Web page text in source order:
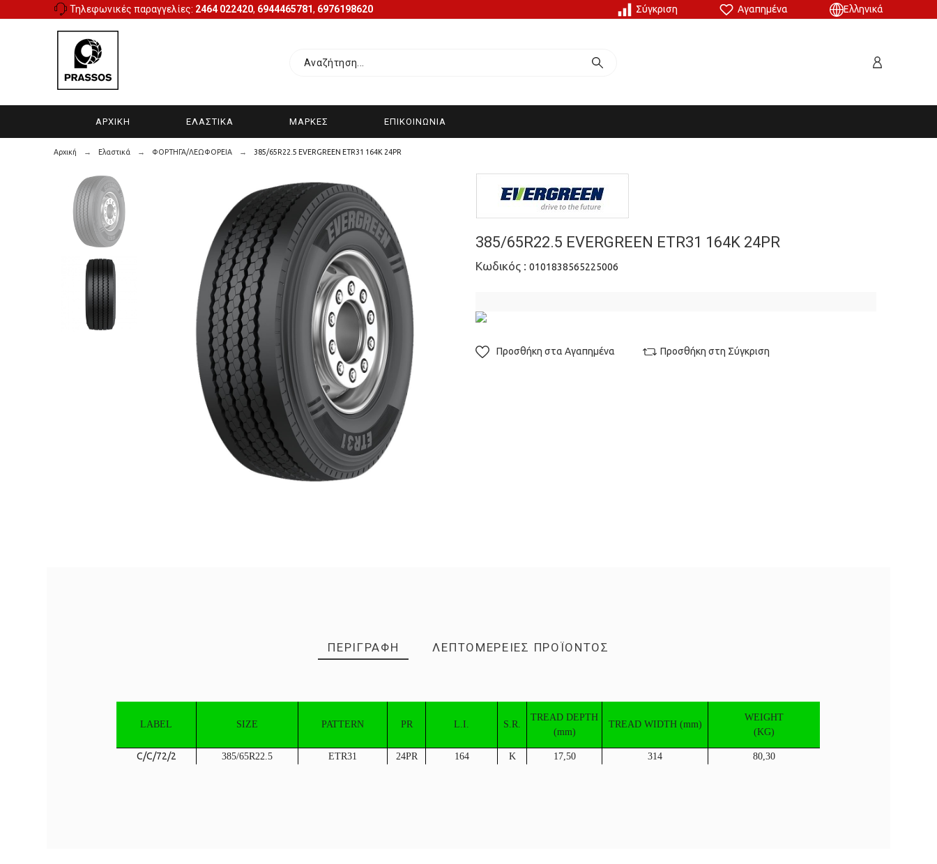
Τηλεφωνικές παραγγελίες: 2464 022420, 6944465781, 6976198620 Σύγκριση Αγαπημένα Ελληνικά
ΑΡΧΙΚΉ ΕΛΑΣΤΙΚΑ ΜΑΡΚΕΣ ΕΠΙΚΟΙΝΩΝΊΑ
Αρχική Ελαστικά ΦΟΡΤΗΓΑ/ΛΕΩΦΟΡΕΙΑ 385/65R22.5 EVERGREEN ETR31 164K 24PR
385/65R22.5 EVERGREEN ETR31 164K 24PR
Κωδικός : 0101838565225006
Προσθήκη στα Αγαπημένα Προσθήκη στη Σύγκριση
ΠΕΡΙΓΡΑΦΉ ΛΕΠΤΟΜΈΡΕΙΕΣ ΠΡΟΪΌΝΤΟΣ
LABEL SIZE PATTERN PR L.I. S.R.
TREAD DEPTH
(mm)
TREAD WIDTH (mm)
WEIGHT
(KG)
C/C/72/2 385/65R22.5 ETR31 24PR 164 K 17,50 314 80,30